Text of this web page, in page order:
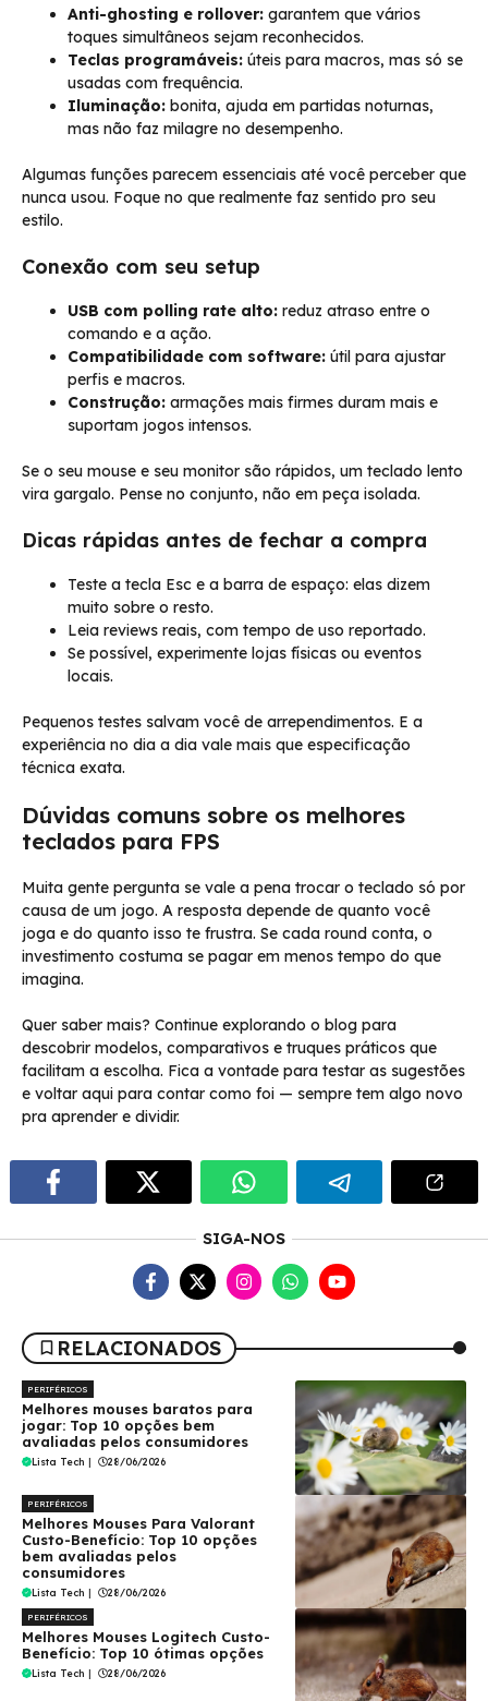
Anti-ghosting e rollover: garantem que vários
toques simultâneos sejam reconhecidos.
Teclas programáveis: úteis para macros, mas só se
usadas com frequência.
Iluminação: bonita, ajuda em partidas noturnas,
mas não faz milagre no desempenho.
Algumas funções parecem essenciais até você perceber que
nunca usou. Foque no que realmente faz sentido pro seu
estilo.
Conexão com seu setup
USB com polling rate alto: reduz atraso entre o
comando e a ação.
Compatibilidade com software: útil para ajustar
perfis e macros.
Construção: armações mais firmes duram mais e
suportam jogos intensos.
Se o seu mouse e seu monitor são rápidos, um teclado lento
vira gargalo. Pense no conjunto, não em peça isolada.
Dicas rápidas antes de fechar a compra
Teste a tecla Esc e a barra de espaço: elas dizem
muito sobre o resto.
Leia reviews reais, com tempo de uso reportado.
Se possível, experimente lojas físicas ou eventos
locais.
Pequenos testes salvam você de arrependimentos. E a
experiência no dia a dia vale mais que especificação
técnica exata.
Dúvidas comuns sobre os melhores
teclados para FPS
Muita gente pergunta se vale a pena trocar o teclado só por
causa de um jogo. A resposta depende de quanto você
joga e do quanto isso te frustra. Se cada round conta, o
investimento costuma se pagar em menos tempo do que
imagina.
Quer saber mais? Continue explorando o blog para
descobrir modelos, comparativos e truques práticos que
facilitam a escolha. Fica a vontade para testar as sugestões
e voltar aqui para contar como foi — sempre tem algo novo
pra aprender e dividir.
SIGA-NOS
RELACIONADOS
PERIFÉRICOS
Melhores mouses baratos para
jogar: Top 10 opções bem
avaliadas pelos consumidores
Lista Tech | 28/06/2026
PERIFÉRICOS
Melhores Mouses Para Valorant
Custo-Benefício: Top 10 opções
bem avaliadas pelos
consumidores
Lista Tech | 28/06/2026
PERIFÉRICOS
Melhores Mouses Logitech Custo-
Benefício: Top 10 ótimas opções
Lista Tech | 28/06/2026